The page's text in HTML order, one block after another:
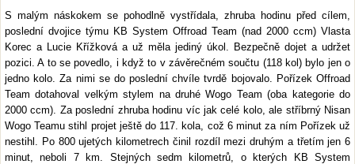
S malým náskokem se pohodlně vystřídala, zhruba hodinu před cílem,
poslední dvojice týmu KB System Offroad Team (nad 2000 ccm) Vlasta
Korec a Lucie Křížková a už měla jediný úkol. Bezpečně dojet a udržet
pozici. A to se povedlo, i když to v závěrečném součtu (118 kol) bylo jen o
jedno kolo. Za nimi se do poslední chvíle tvrdě bojovalo. Pořízek Offroad
Team dotahoval velkým stylem na druhé Wogo Team (oba kategorie do
2000 ccm). Za poslední zhruba hodinu víc jak celé kolo, ale stříbrný Nisan
Wogo Teamu stihl projet ještě do 117. kola, což 6 minut za ním Pořízek už
nestihl. Po 800 ujetých kilometrech činil rozdíl mezi druhým a třetím jen 6
minut, neboli 7 km. Stejných sedm kilometrů, o kterých KB System